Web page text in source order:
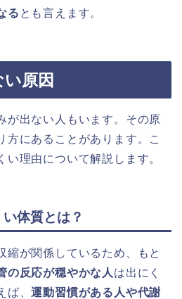
る とも言えます。
原因
が出ない人もいます。その原
方にあることがあります。こ
い理由について解説します。
体質とは？
縮が関係しているため、もと
の反応が穏やかな人 は出にく
ば、運動習慣がある人や代謝